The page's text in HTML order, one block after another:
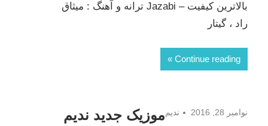
بالاترین کیفیت – Jazabi ترانه و آهنگ : میثاق
راد ، گیتار
Continue reading
نوامبر 28, 2016 ندیمموزیک جدید ندیم